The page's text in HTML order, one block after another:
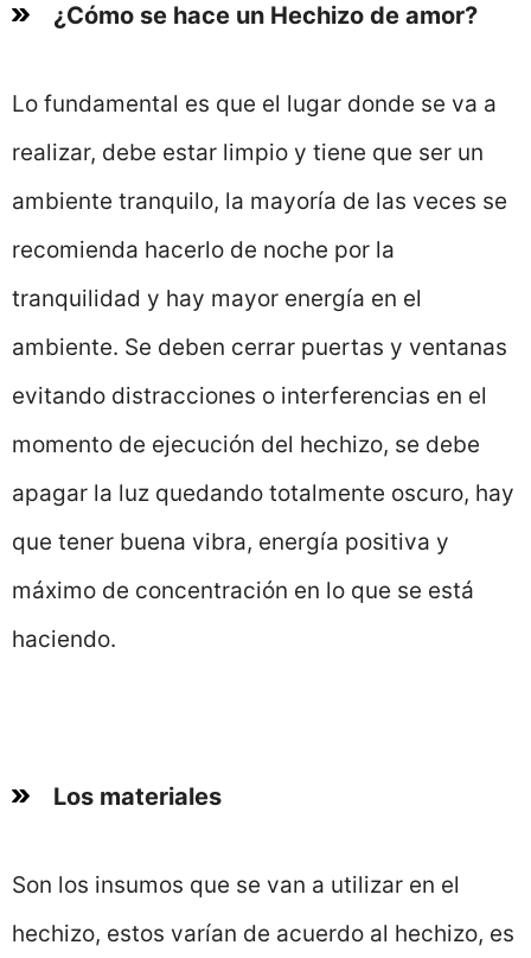
¿Cómo se hace un Hechizo de amor?
Lo fundamental es que el lugar donde se va a
realizar, debe estar limpio y tiene que ser un
ambiente tranquilo, la mayoría de las veces se
recomienda hacerlo de noche por la
tranquilidad y hay mayor energía en el
ambiente. Se deben cerrar puertas y ventanas
evitando distracciones o interferencias en el
momento de ejecución del hechizo, se debe
apagar la luz quedando totalmente oscuro, hay
que tener buena vibra, energía positiva y
máximo de concentración en lo que se está
haciendo.
Los materiales
Son los insumos que se van a utilizar en el
hechizo, estos varían de acuerdo al hechizo, es